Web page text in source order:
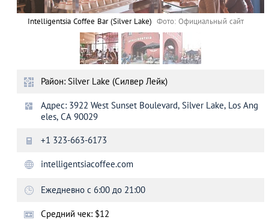
Intelligentsia Сoffee Bar (Silver Lake) Фото: Официальный сайт
Район: Silver Lake (Силвер Лейк)
Адрес: 3922 West Sunset Boulevard, Silver Lake, Los Ang
eles, CA 90029
+1 323-663-6173
intelligentsiacoffee.com
Ежедневно с 6:00 до 21:00
Средний чек: $12